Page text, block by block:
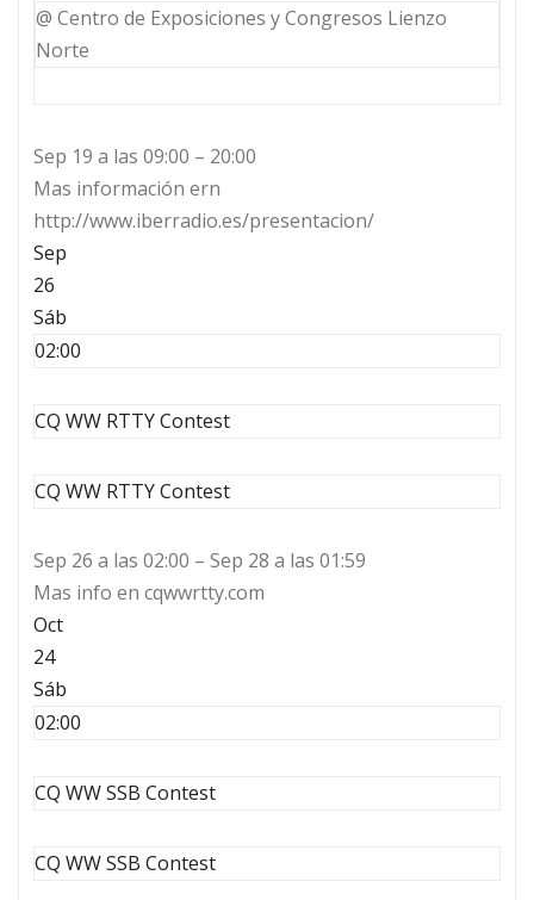
@ Centro de Exposiciones y Congresos Lienzo
Norte
Sep 19 a las 09:00 – 20:00
Mas información ern
http://www.iberradio.es/presentacion/
Sep
26
Sáb
02:00
CQ WW RTTY Contest
CQ WW RTTY Contest
Sep 26 a las 02:00 – Sep 28 a las 01:59
Mas info en cqwwrtty.com
Oct
24
Sáb
02:00
CQ WW SSB Contest
CQ WW SSB Contest